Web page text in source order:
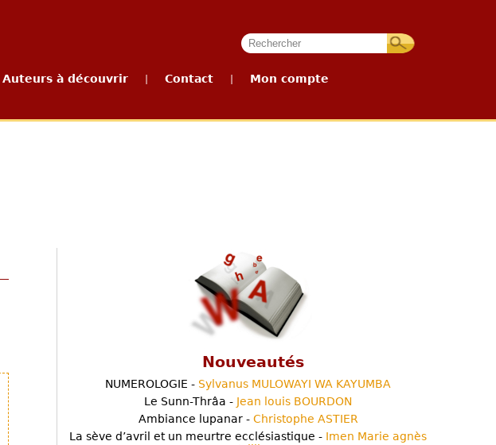
Auteurs à découvrir Contact Mon compte
Nouveautés
NUMEROLOGIE - Sylvanus MULOWAYI WA KAYUMBA
Le Sunn-Thrâa - Jean louis BOURDON
Ambiance lupanar - Christophe ASTIER
La sève d’avril et un meurtre ecclésiastique - Imen Marie agnès